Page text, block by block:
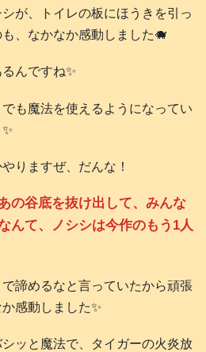
が、トイレの板にほうきを引っ
、なかなか感動しました🐗
んですね✨
も魔法を使えるようになってい
りますぜ、だんな！
の谷底を抜け出して、みんな
んて、ノシシは今作のもう1人
諦めるなと言っていたから頑張
感動しました✨
ッと魔法で、タイガーの火炎放